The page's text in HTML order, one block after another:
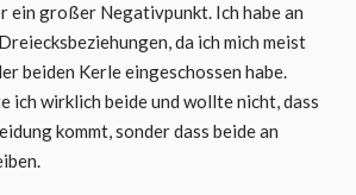
ein großer Negativpunkt. Ich habe an
da ich mich meist
beiden Kerle eingeschossen habe.
ich wirklich beide und wollte nicht, dass
kommt, sonder dass beide an